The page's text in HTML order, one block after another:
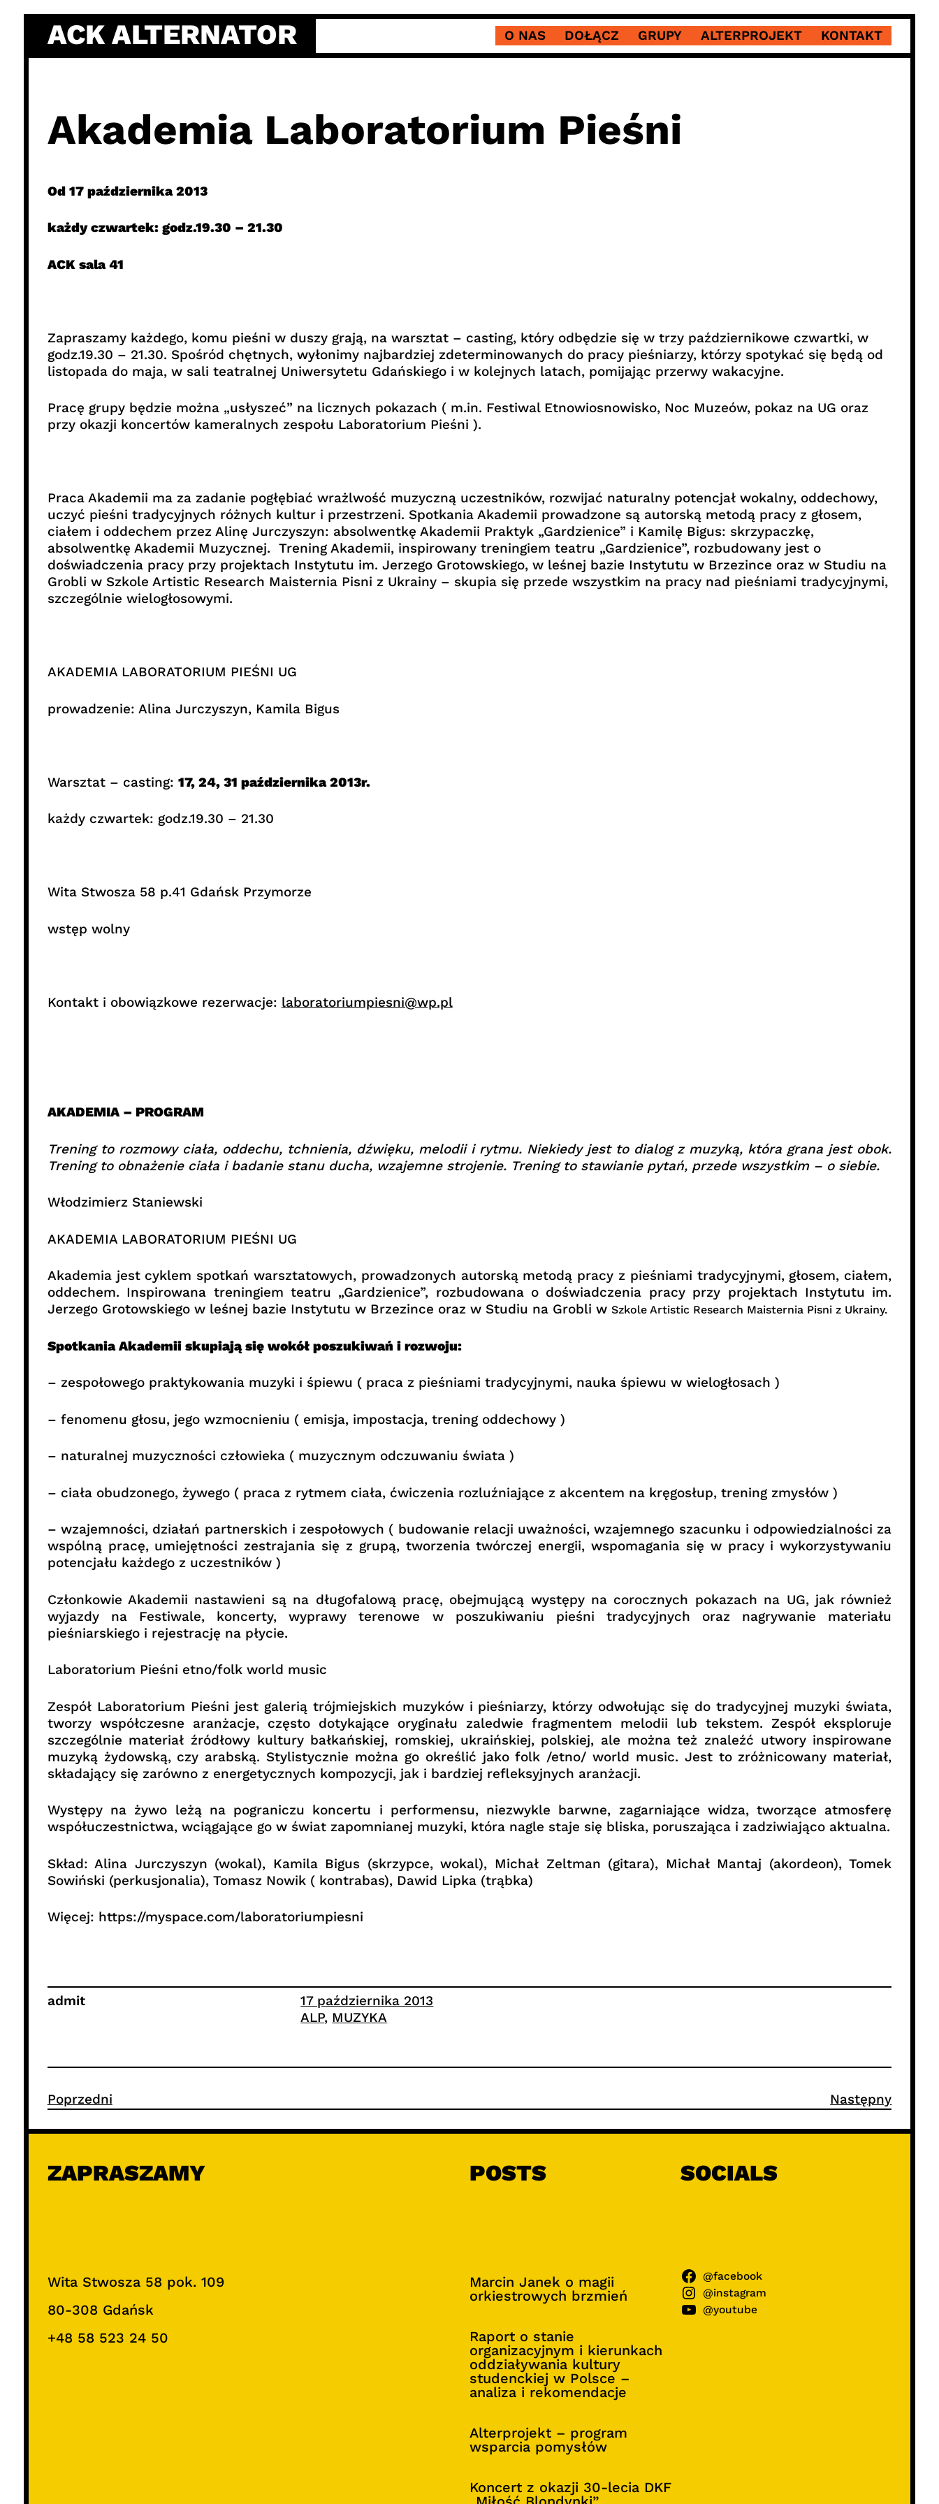
content
ACK ALTERNATOR O NAS DOŁĄCZ GRUPY ALTERPROJEKT KONTAKT
Akademia Laboratorium Pieśni
Od 17 października 2013
każdy czwartek: godz.19.30 – 21.30
ACK sala 41
Zapraszamy każdego, komu pieśni w duszy grają, na warsztat – casting, który odbędzie się w trzy październikowe czwartki, w
godz.19.30 – 21.30. Spośród chętnych, wyłonimy najbardziej zdeterminowanych do pracy pieśniarzy, którzy spotykać się będą od
listopada do maja, w sali teatralnej Uniwersytetu Gdańskiego i w kolejnych latach, pomijając przerwy wakacyjne.
Pracę grupy będzie można „usłyszeć” na licznych pokazach ( m.in. Festiwal Etnowiosnowisko, Noc Muzeów, pokaz na UG oraz
przy okazji koncertów kameralnych zespołu Laboratorium Pieśni ).
Praca Akademii ma za zadanie pogłębiać wrażlwość muzyczną uczestników, rozwijać naturalny potencjał wokalny, oddechowy,
uczyć pieśni tradycyjnych różnych kultur i przestrzeni. Spotkania Akademii prowadzone są autorską metodą pracy z głosem,
ciałem i oddechem przez Alinę Jurczyszyn: absolwentkę Akademii Praktyk „Gardzienice” i Kamilę Bigus: skrzypaczkę,
absolwentkę Akademii Muzycznej. Trening Akademii, inspirowany treningiem teatru „Gardzienice”, rozbudowany jest o
doświadczenia pracy przy projektach Instytutu im. Jerzego Grotowskiego, w leśnej bazie Instytutu w Brzezince oraz w Studiu na
Grobli w Szkole Artistic Research Maisternia Pisni z Ukrainy – skupia się przede wszystkim na pracy nad pieśniami tradycyjnymi,
szczególnie wielogłosowymi.
AKADEMIA LABORATORIUM PIEŚNI UG
prowadzenie: Alina Jurczyszyn, Kamila Bigus
Warsztat – casting: 17, 24, 31 października 2013r.
każdy czwartek: godz.19.30 – 21.30
Wita Stwosza 58 p.41 Gdańsk Przymorze
wstęp wolny
Kontakt i obowiązkowe rezerwacje: laboratoriumpiesni@wp.pl
AKADEMIA – PROGRAM
Trening to rozmowy ciała, oddechu, tchnienia, dźwięku, melodii i rytmu. Niekiedy jest to dialog z muzyką, która grana jest obok.
Trening to obnażenie ciała i badanie stanu ducha, wzajemne strojenie. Trening to stawianie pytań, przede wszystkim – o siebie.
Włodzimierz Staniewski
AKADEMIA LABORATORIUM PIEŚNI UG
Akademia jest cyklem spotkań warsztatowych, prowadzonych autorską metodą pracy z pieśniami tradycyjnymi, głosem, ciałem,
oddechem. Inspirowana treningiem teatru „Gardzienice”, rozbudowana o doświadczenia pracy przy projektach Instytutu im.
Jerzego Grotowskiego w leśnej bazie Instytutu w Brzezince oraz w Studiu na Grobli w Szkole Artistic Research Maisternia Pisni z Ukrainy.
Spotkania Akademii skupiają się wokół poszukiwań i rozwoju:
– zespołowego praktykowania muzyki i śpiewu ( praca z pieśniami tradycyjnymi, nauka śpiewu w wielogłosach )
– fenomenu głosu, jego wzmocnieniu ( emisja, impostacja, trening oddechowy )
– naturalnej muzyczności człowieka ( muzycznym odczuwaniu świata )
– ciała obudzonego, żywego ( praca z rytmem ciała, ćwiczenia rozluźniające z akcentem na kręgosłup, trening zmysłów )
– wzajemności, działań partnerskich i zespołowych ( budowanie relacji uważności, wzajemnego szacunku i odpowiedzialności za
wspólną pracę, umiejętności zestrajania się z grupą, tworzenia twórczej energii, wspomagania się w pracy i wykorzystywaniu
potencjału każdego z uczestników )
Członkowie Akademii nastawieni są na długofalową pracę, obejmującą występy na corocznych pokazach na UG, jak również
wyjazdy na Festiwale, koncerty, wyprawy terenowe w poszukiwaniu pieśni tradycyjnych oraz nagrywanie materiału
pieśniarskiego i rejestrację na płycie.
Laboratorium Pieśni etno/folk world music
Zespół Laboratorium Pieśni jest galerią trójmiejskich muzyków i pieśniarzy, którzy odwołując się do tradycyjnej muzyki świata,
tworzy współczesne aranżacje, często dotykające oryginału zaledwie fragmentem melodii lub tekstem. Zespół eksploruje
szczególnie materiał źródłowy kultury bałkańskiej, romskiej, ukraińskiej, polskiej, ale można też znaleźć utwory inspirowane
muzyką żydowską, czy arabską. Stylistycznie można go określić jako folk /etno/ world music. Jest to zróżnicowany materiał,
składający się zarówno z energetycznych kompozycji, jak i bardziej refleksyjnych aranżacji.
Występy na żywo leżą na pograniczu koncertu i performensu, niezwykle barwne, zagarniające widza, tworzące atmosferę
współuczestnictwa, wciągające go w świat zapomnianej muzyki, która nagle staje się bliska, poruszająca i zadziwiająco aktualna.
Skład: Alina Jurczyszyn (wokal), Kamila Bigus (skrzypce, wokal), Michał Zeltman (gitara), Michał Mantaj (akordeon), Tomek
Sowiński (perkusjonalia), Tomasz Nowik ( kontrabas), Dawid Lipka (trąbka)
Więcej: https://myspace.com/laboratoriumpiesni
admit
17 października 2013
ALP, MUZYKA
Poprzedni Następny
ZAPRASZAMY
Wita Stwosza 58 pok. 109
80-308 Gdańsk
+48 58 523 24 50
POSTS
Marcin Janek o magii
orkiestrowych brzmień
Raport o stanie
organizacyjnym i kierunkach
oddziaływania kultury
studenckiej w Polsce –
analiza i rekomendacje
Alterprojekt – program
wsparcia pomysłów
Koncert z okazji 30-lecia DKF
SOCIALS
@facebook
@instagram
@youtube